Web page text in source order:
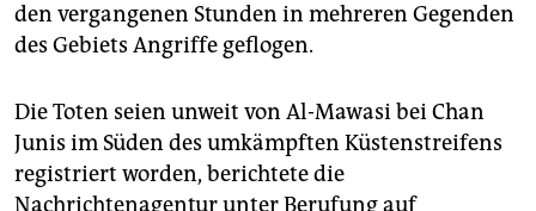
den vergangenen Stunden in mehreren Gegenden
des Gebiets Angriffe geflogen.
Die Toten seien unweit von Al-Mawasi bei Chan
Junis im Süden des umkämpften Küstenstreifens
registriert worden, berichtete die
Nachrichtenagentur unter Berufung auf